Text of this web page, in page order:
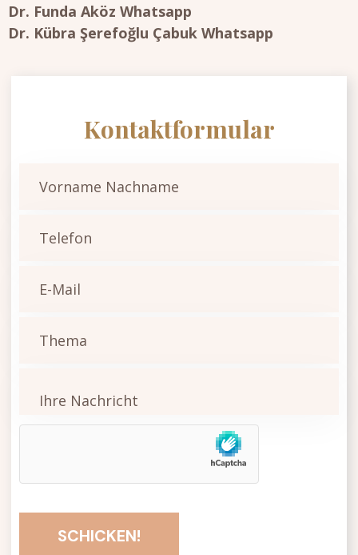
Dr. Funda Aköz Whatsapp
Dr. Kübra Şerefoğlu Çabuk Whatsapp
Kontaktformular
SCHICKEN!